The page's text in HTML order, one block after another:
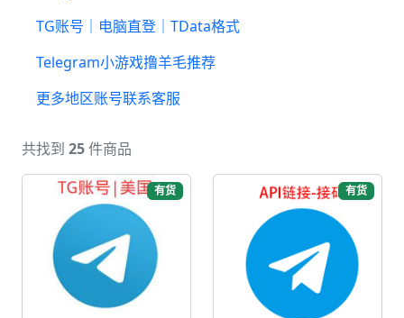
TG账号｜电脑直登｜TData格式
Telegram小游戏撸羊毛推荐
更多地区账号联系客服
共找到 25件商品
有货 有货